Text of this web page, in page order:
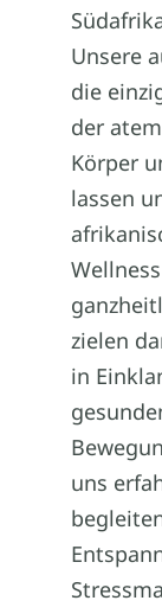
Unsere
die
der
Körper
lassen
zielen
in
uns